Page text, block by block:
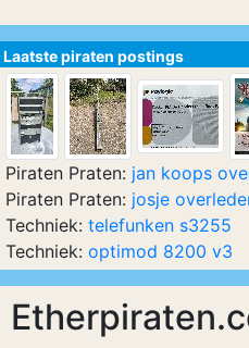
Laatste piraten postings
Piraten Praten: jan koops
Piraten Praten: josje
Techniek: telefunken s3255
Techniek: optimod 8200 v3